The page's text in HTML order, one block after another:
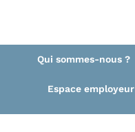
Qui sommes-nous ?
Espace employeur